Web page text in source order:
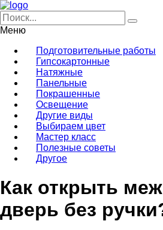
Меню
Подготовительные работы
Гипсокартонные
Натяжные
Панельные
Покрашенные
Освещение
Другие виды
Выбираем цвет
Мастер класс
Полезные советы
Другое
Как открыть
дверь без